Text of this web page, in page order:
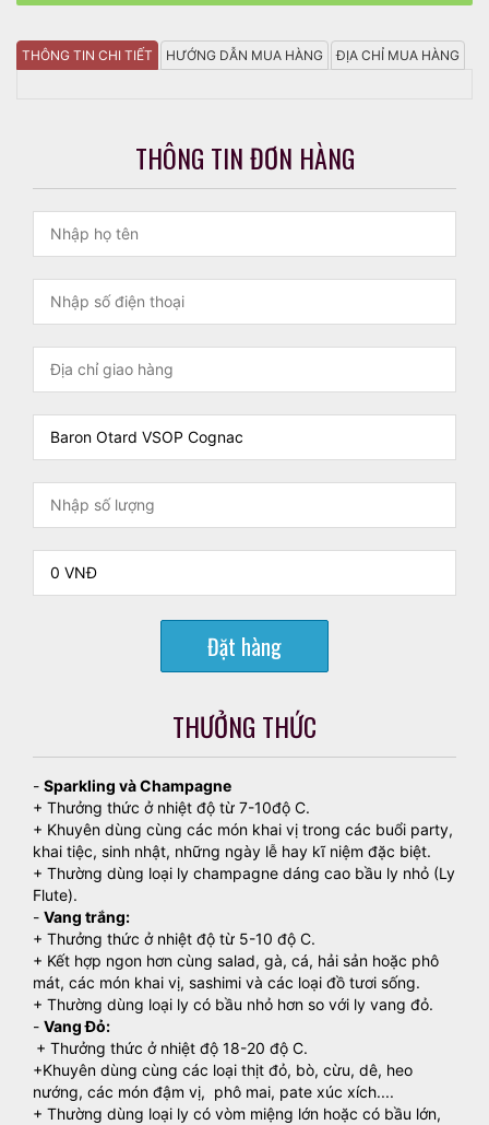
THÔNG TIN CHI TIẾT HƯỚNG DẪN MUA HÀNG ĐỊA CHỈ MUA HÀNG
THÔNG TIN ĐƠN HÀNG
Đặt hàng
THƯỞNG THỨC
- Sparkling và Champagne
+ Thưởng thức ở nhiệt độ từ 7-10độ C.
+ Khuyên dùng cùng các món khai vị trong các buổi party,
khai tiệc, sinh nhật, những ngày lễ hay kĩ niệm đặc biệt.
+ Thường dùng loại ly champagne dáng cao bầu ly nhỏ (Ly
Flute).
- Vang trắng:
+ Thưởng thức ở nhiệt độ từ 5-10 độ C.
+ Kết hợp ngon hơn cùng salad, gà, cá, hải sản hoặc phô
mát, các món khai vị, sashimi và các loại đồ tươi sống.
+ Thường dùng loại ly có bầu nhỏ hơn so với ly vang đỏ.
- Vang Đỏ:
+ Thưởng thức ở nhiệt độ 18-20 độ C.
+Khuyên dùng cùng các loại thịt đỏ, bò, cừu, dê, heo
nướng, các món đậm vị, phô mai, pate xúc xích....
+ Thường dùng loại ly có vòm miệng lớn hoặc có bầu lớn,